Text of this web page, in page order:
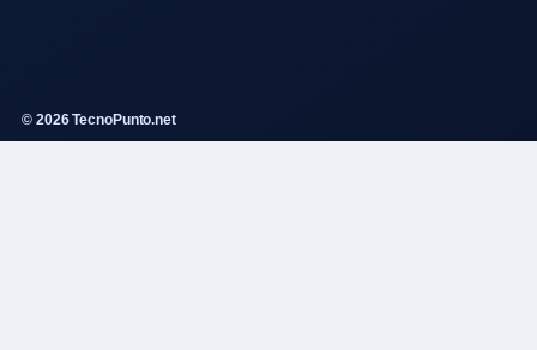
© 2026 TecnoPunto.net